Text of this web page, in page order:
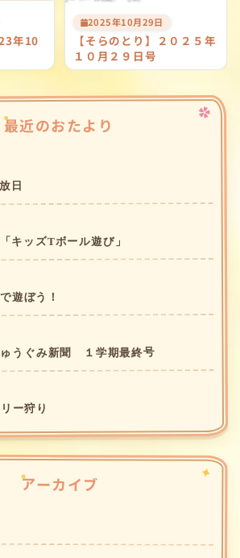
年10
2025年10月29日
【そらのとり】２０２５年
１０月２９日号
最近のおたより
日
キッズTボール遊び」
遊ぼう！
ゅうぐみ新聞 １学期最終号
ー狩り
アーカイブ